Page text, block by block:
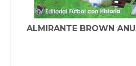
ALMIRANTE BROWN